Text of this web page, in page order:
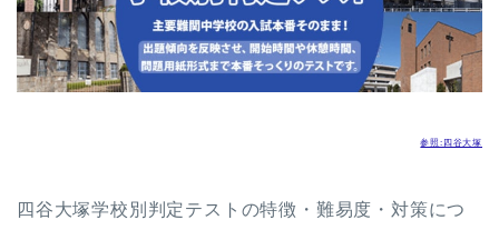
参照:四谷大塚
四谷大塚学校別判定テストの特徴・難易度・対策につ